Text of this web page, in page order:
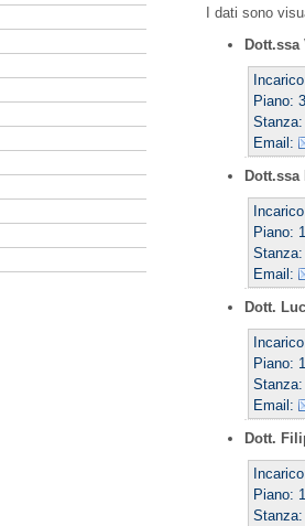
I dati sono
Piano:
Email:
Dott.ssa
Piano:
Email:
Dott.
Piano:
Stanza:
Email:
Dott.
Piano: